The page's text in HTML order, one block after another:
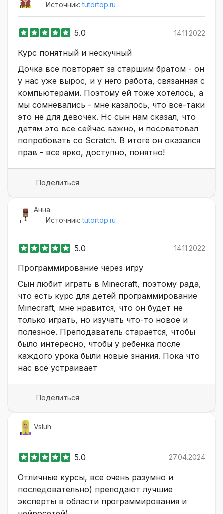
Источник:tutortop.ru
5.0 14.11.2022
Курс понятный и нескучный
Дочка все повторяет за старшим братом - он
у нас уже вырос, и у него работа, связанная с
компьютерами. Поэтому ей тоже хотелось, а
мы сомневались - мне казалось, что все-таки
это не для девочек. Но сын нам сказал, что
детям это все сейчас важно, и посоветовал
попробовать со Scratch. В итоге он оказался
прав - все ярко, доступно, понятно!
Поделиться
Анна
Источник:tutortop.ru
5.0 14.11.2022
Программирование через игру
Сын любит играть в Minecraft, поэтому рада,
что есть курс для детей программирование
Minecraft, мне нравится, что он будет не
только играть, но изучать что-то новое и
полезное. Преподаватель старается, чтобы
было интересно, чтобы у ребенка после
каждого урока были новые знания. Пока что
нас все устраивает
Поделиться
Vsluh
5.0 27.04.2024
Отличные курсы, все очень разумно и
последовательно) преподают лучшие
эксперты в области программирования и